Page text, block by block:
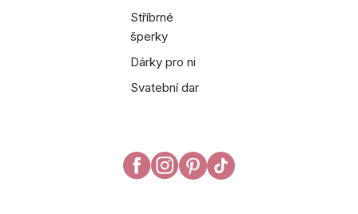
Stříbrné
šperky
Dárky pro ni
Svatební dar